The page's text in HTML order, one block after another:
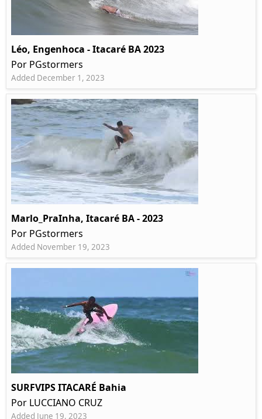
Léo, Engenhoca - Itacaré BA 2023
Por PGstormers
Added December 1, 2023
Marlo_PraInha, Itacaré BA - 2023
Por PGstormers
Added November 19, 2023
SURFVIPS ITACARÉ Bahia
Por LUCCIANO CRUZ
Added June 19, 2023